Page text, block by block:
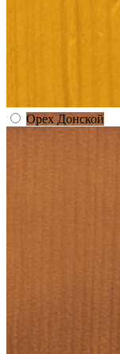
Орех Донской